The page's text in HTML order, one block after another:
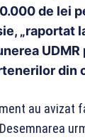
de lei
„raportat
din
au avizat